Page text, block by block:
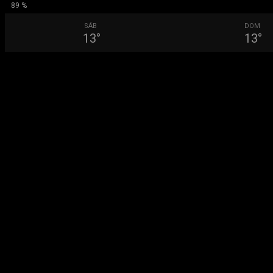
89 %
SÁB
13°
DOM
13°